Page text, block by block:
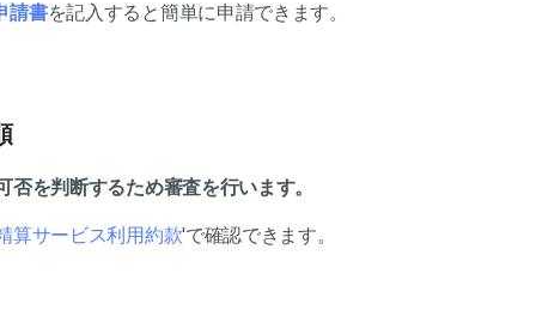
請書を記入すると簡単に申請できます。
を判断するため審査を行います。
算サービス利用約款'で確認できます。